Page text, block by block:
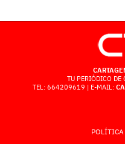
TU PERIÓDICO DE
TEL: 664209619 | E-MAIL: